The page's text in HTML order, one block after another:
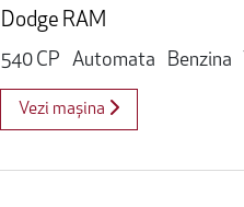
Dodge RAM
540 CP
Automata Benzina
Vezi mașina